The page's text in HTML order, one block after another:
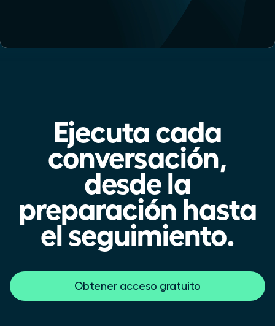
Ejecuta cada
conversación,
desde la
preparación hasta
el seguimiento.
Obtener acceso gratuito